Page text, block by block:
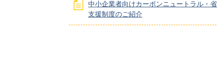
中小企業者向けカーボンニュートラル・
支援制度のご紹介